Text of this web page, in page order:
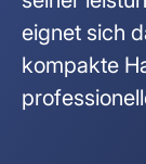
Drehsperren
RFID Tablets
RFID Scanner
INDOOR
Indoor Tracker
EV-Charging
Healthcare &
Bauwirtschaft
Events
eignet sich
kompakte